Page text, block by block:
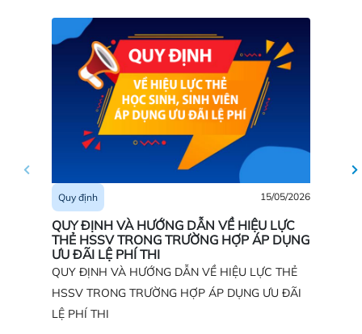
Quy định 15/05/2026
QUY ĐỊNH VÀ HƯỚNG DẪN VỀ HIỆU LỰC
THẺ HSSV TRONG TRƯỜNG HỢP ÁP DỤNG
ƯU ĐÃI LỆ PHÍ THI
QUY ĐỊNH VÀ HƯỚNG DẪN VỀ HIỆU LỰC THẺ
HSSV TRONG TRƯỜNG HỢP ÁP DỤNG ƯU ĐÃI
LỆ PHÍ THI